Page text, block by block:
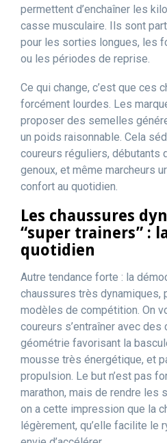
permettent d’enchaîner les
casse musculaire. Ils sont
pour les sorties longues, les
ou les périodes de reprise.
Ce qui change, c’est que ces
forcément lourdes. Les
proposer des semelles
un poids raisonnable. Cela
coureurs réguliers, débutants
genoux, et même marcheurs
confort au quotidien.
Les chaussures
“super trainers” :
quotidien
Autre tendance forte : la
chaussures très
modèles de compétition. On
coureurs s’entraîner avec des
géométrie favorisant la
mousse très énergétique, et
propulsion. Le but n’est pas
marathon, mais de rendre les
on a cette impression que la
légèrement, qu’elle facilite le